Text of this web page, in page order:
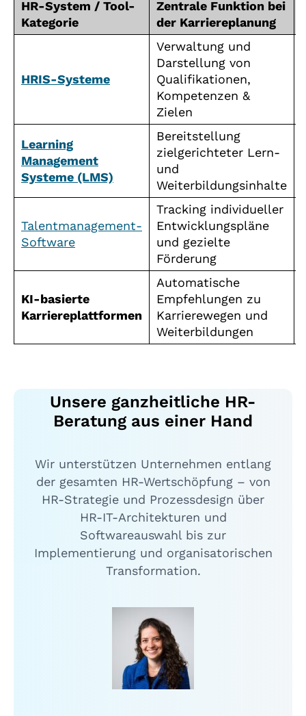
HR-System / Tool-
Kategorie
Zentrale Funktion bei
der Karriereplanung
HRIS-Systeme
Verwaltung und
Darstellung von
Qualifikationen,
Kompetenzen &
Zielen
Learning
Management
Systeme (LMS)
Bereitstellung
zielgerichteter Lern-
und
Weiterbildungsinhalte
Talentmanagement-
Software
Tracking individueller
Entwicklungspläne
und gezielte
Förderung
KI-basierte
Karriereplattformen
Automatische
Empfehlungen zu
Karrierewegen und
Weiterbildungen
Unsere ganzheitliche HR-
Beratung aus einer Hand
Wir unterstützen Unternehmen entlang
der gesamten HR-Wertschöpfung – von
HR-Strategie und Prozessdesign über
HR-IT-Architekturen und
Softwareauswahl bis zur
Implementierung und organisatorischen
Transformation.